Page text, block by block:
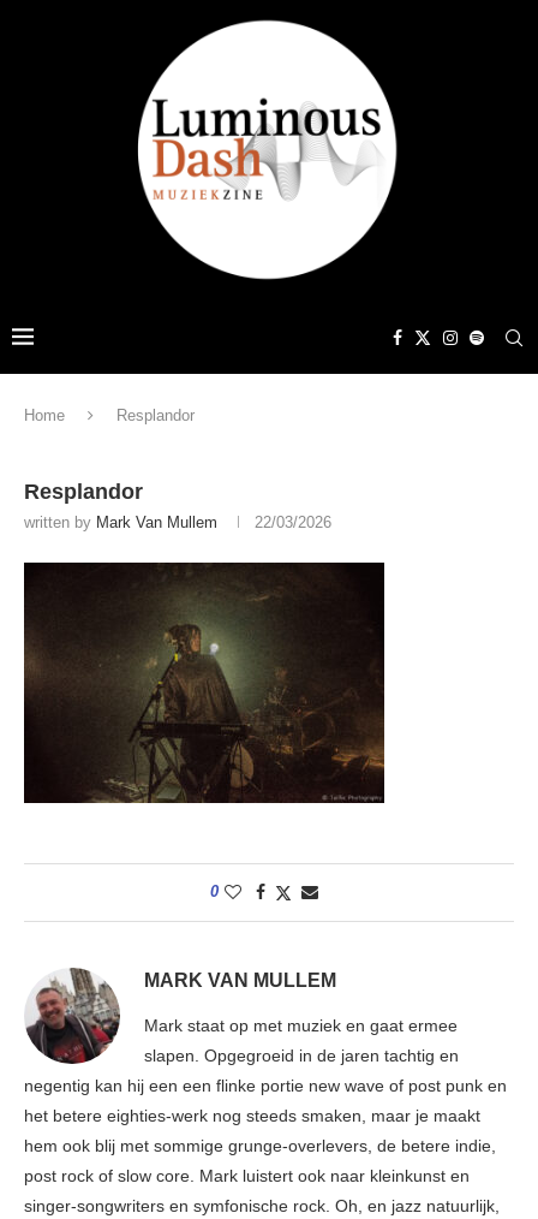
Home Resplandor
Resplandor
written by Mark Van Mullem 22/03/2026
0
MARK VAN MULLEM
Mark staat op met muziek en gaat ermee
slapen. Opgegroeid in de jaren tachtig en
negentig kan hij een een flinke portie new wave of post punk en
het betere eighties-werk nog steeds smaken, maar je maakt
hem ook blij met sommige grunge-overlevers, de betere indie,
post rock of slow core. Mark luistert ook naar kleinkunst en
singer-songwriters en symfonische rock. Oh, en jazz natuurlijk,